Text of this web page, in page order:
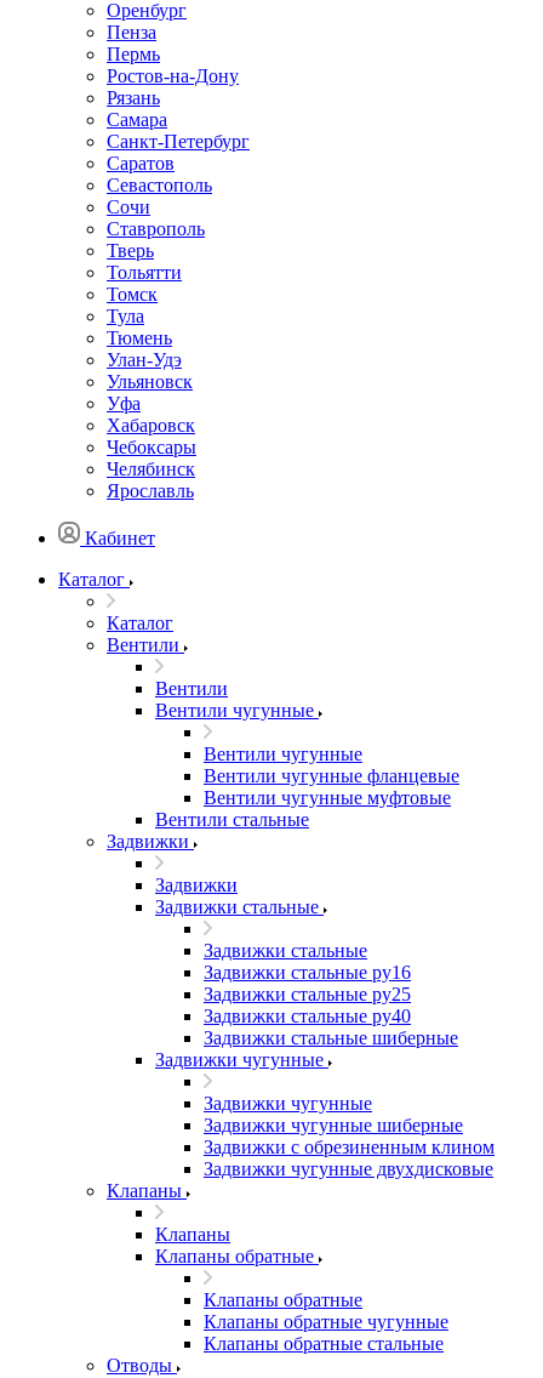
Оренбург
Пенза
Пермь
Ростов-на-Дону
Рязань
Самара
Санкт-Петербург
Саратов
Севастополь
Сочи
Ставрополь
Тверь
Тольятти
Томск
Тула
Тюмень
Улан-Удэ
Ульяновск
Уфа
Хабаровск
Чебоксары
Челябинск
Ярославль
Кабинет
Каталог
Каталог
Вентили
Вентили
Вентили чугунные
Вентили чугунные
Вентили чугунные фланцевые
Вентили чугунные муфтовые
Вентили стальные
Задвижки
Задвижки
Задвижки стальные
Задвижки стальные
Задвижки стальные ру16
Задвижки стальные ру25
Задвижки стальные ру40
Задвижки стальные шиберные
Задвижки чугунные
Задвижки чугунные
Задвижки чугунные шиберные
Задвижки с обрезиненным клином
Задвижки чугунные двухдисковые
Клапаны
Клапаны
Клапаны обратные
Клапаны обратные
Клапаны обратные чугунные
Клапаны обратные стальные
Отводы